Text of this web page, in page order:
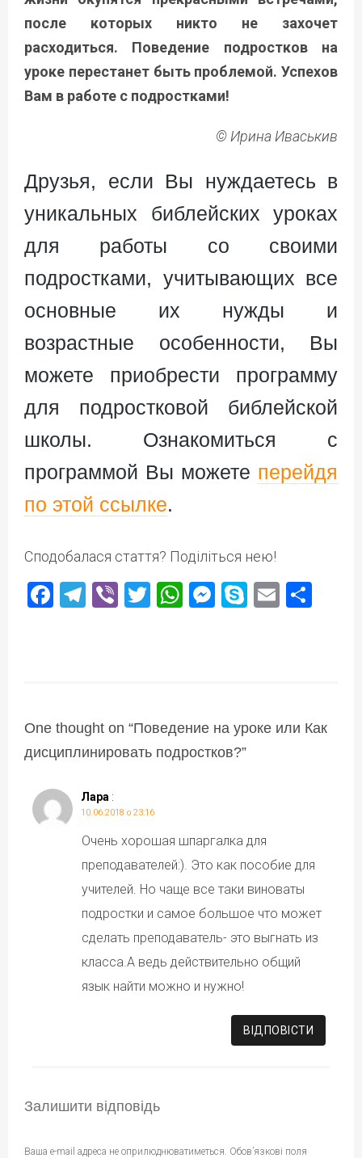
после которых никто не захочет
расходиться. Поведение подростков на
уроке перестанет быть проблемой. Успехов
Вам в работе с подростками!
© Ирина Иваськив
Друзья, если Вы нуждаетесь в
уникальных библейских уроках
для работы со своими
подростками, учитывающих все
основные их нужды и
возрастные особенности, Вы
можете приобрести программу
для подростковой библейской
школы. Ознакомиться с
программой Вы можете перейдя
по этой ссылке.
Сподобалася стаття? Поділіться нею!
Facebook
Telegram
ViberTwitter
WhatsApp
Messenger
Skype
Email
One thought on “Поведение на уроке или Как
дисциплинировать подростков?”
Лара :
10.06.2018 о 23:16
Очень хорошая шпаргалка для
преподавателей:). Это как пособие для
учителей. Но чаще все таки виноваты
подростки и самое большое что может
сделать преподаватель- это выгнать из
класса.А ведь действительно общий
язык найти можно и нужно!
ВІДПОВІCТИ
Залишити відповідь
Ваша e-mail адреса не оприлюднюватиметься. Обов’язкові поля